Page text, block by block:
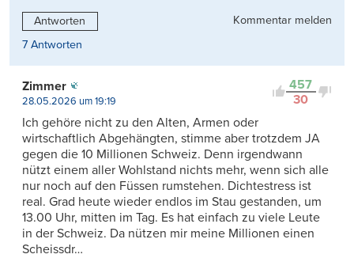
Antworten
Kommentar melden
7 Antworten
457
30
Zimmer
28.05.2026 um 19:19
Ich gehöre nicht zu den Alten, Armen oder
wirtschaftlich Abgehängten, stimme aber trotzdem JA
gegen die 10 Millionen Schweiz. Denn irgendwann
nützt einem aller Wohlstand nichts mehr, wenn sich alle
nur noch auf den Füssen rumstehen. Dichtestress ist
real. Grad heute wieder endlos im Stau gestanden, um
13.00 Uhr, mitten im Tag. Es hat einfach zu viele Leute
in der Schweiz. Da nützen mir meine Millionen einen
Scheissdr…